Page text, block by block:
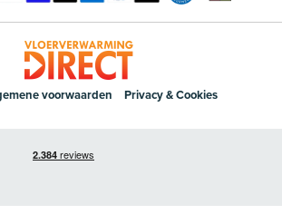
voorwaarden Privacy & Cookies